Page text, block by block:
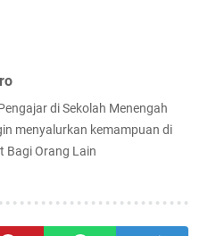
di Sekolah Menengah
menyalurkan kemampuan di
Bagi Orang Lain